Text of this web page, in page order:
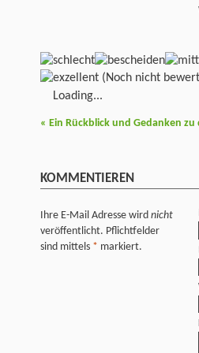
(Noch nicht
Loading...
« Ein Rückblick und Gedanken zu
KOMMENTIEREN
Ihre E-Mail Adresse wird nicht
veröffentlicht. Pflichtfelder
sind mittels * markiert.